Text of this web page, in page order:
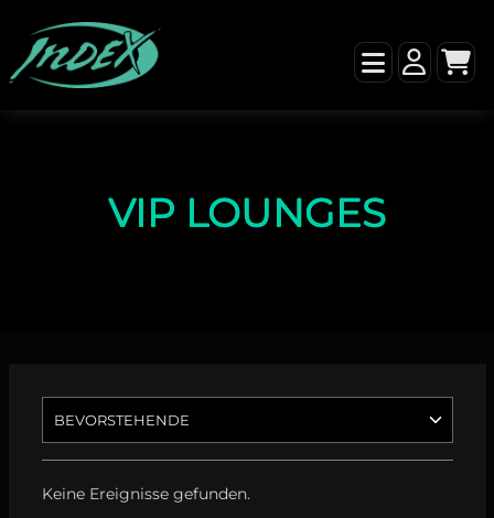
VIP LOUNGES
Keine Ereignisse gefunden.